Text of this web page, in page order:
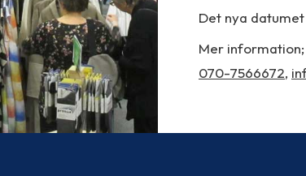
Det nya
Mer information;
070-7566672,